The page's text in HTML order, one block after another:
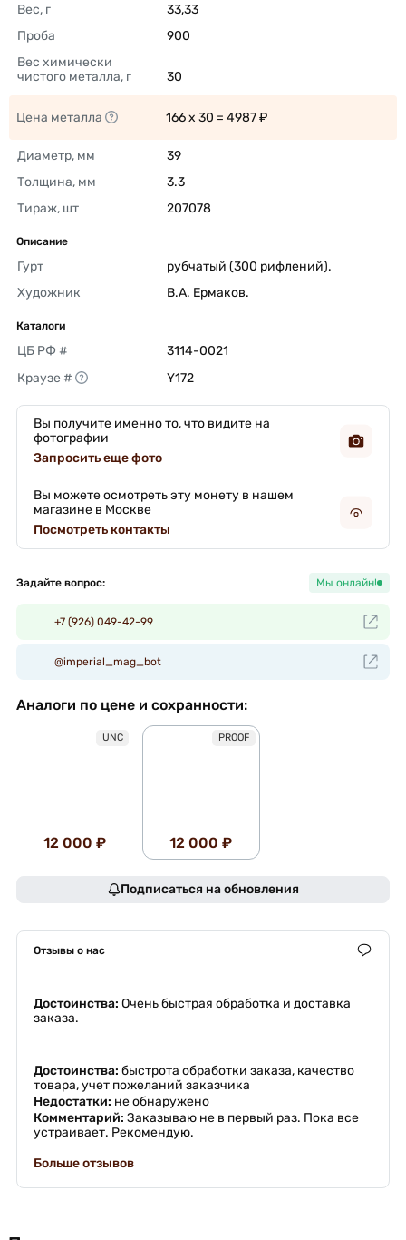
Вес, г
33,33
Проба
900
Вес химически
чистого металла, г
30
Цена металла 166 x 30 = 4987 ₽
Диаметр, мм
39
Толщина, мм
3.3
Тираж, шт
207078
Описание
Гурт
рубчатый (300 рифлений).
Художник
В.А. Ермаков.
Каталоги
ЦБ РФ #
3114-0021
Краузе #
Y172
Вы получите именно то, что видите на
фотографии
Запросить еще фото
Вы можете осмотреть эту монету в нашем
магазине в Москве
Посмотреть контакты
Задайте вопрос: Мы онлайн!
+7 (926) 049-42-99
@imperial_mag_bot
Аналоги по цене и сохранности:
UNC
12 000 ₽
PROOF
12 000 ₽
Подписаться на обновления
Отзывы о нас
Достоинства: Очень быстрая обработка и доставка
заказа.
Достоинства: быстрота обработки заказа, качество
товара, учет пожеланий заказчика
Недостатки: не обнаружено
Комментарий: Заказываю не в первый раз. Пока все
устраивает. Рекомендую.
Больше отзывов